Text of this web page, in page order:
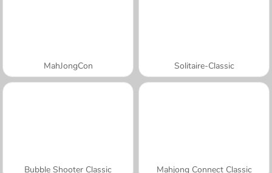
MahJongCon Solitaire-Classic
Bubble Shooter Classic Mahjong Connect Classic